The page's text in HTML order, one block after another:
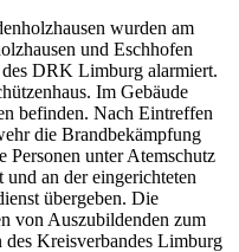
wurden am
und Eschhofen
des DRK Limburg alarmiert.
Im Gebäude
befinden. Nach Eintreffen
die Brandbekämpfung
Personen unter Atemschutz
und an der eingerichteten
übergeben. Die
von Auszubildenden zum
Kreisverbandes Limburg